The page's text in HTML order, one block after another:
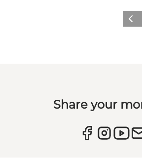
Share your